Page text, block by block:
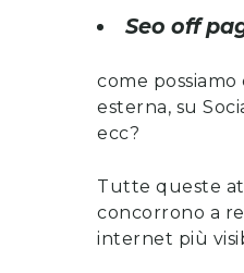
Seo off
come
esterna, su
ecc?
Tutte queste
concorrono a
internet più